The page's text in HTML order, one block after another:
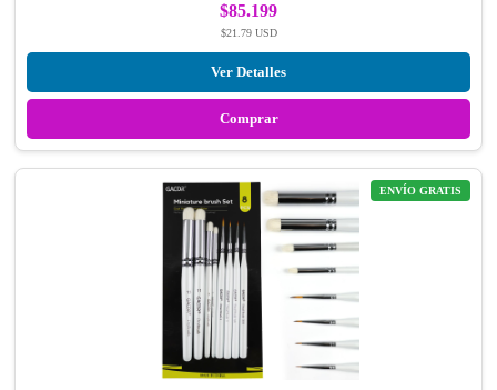
$85.199
$21.79 USD
Ver Detalles
Comprar
ENVÍO GRATIS